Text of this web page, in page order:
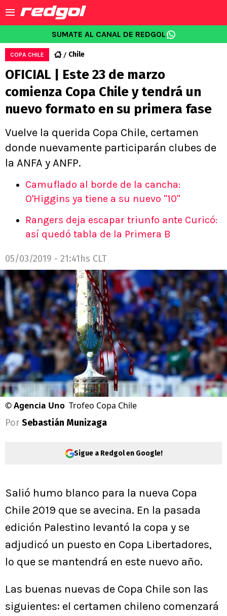
SUMATE AL CANAL DE REDGOL
COPA CHILE Chile
OFICIAL | Este 23 de marzo
comienza Copa Chile y tendrá un
nuevo formato en su primera fase
Vuelve la querida Copa Chile, certamen
donde nuevamente participarán clubes de
la ANFA y ANFP.
Camuflado al borde de la cancha:
O'Higgins ya tiene a su nuevo "10"
Rangers deja escapar triunfo ante Curicó:
así quedó tabla de la Primera B
05/03/2019 - 21:41hs CLT
©Agencia Uno Trofeo Copa Chile
Por Sebastián Munizaga
Sigue a Redgol en Google!
Salió humo blanco para la nueva Copa
Chile 2019 que se avecina. En la pasada
edición Palestino levantó la copa y se
adjudicó un puesto en Copa Libertadores,
lo que se mantendrá en este nuevo año.
Las buenas nuevas de Copa Chile son las
siguientes: el certamen chileno comenzará